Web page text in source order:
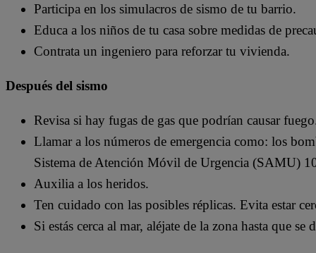
Participa en los simulacros de sismo de tu barrio.
Educa a los niños de tu casa sobre medidas de
Contrata un ingeniero para reforzar tu vivienda.
Después del sismo
Revisa si hay fugas de gas que podrían causar
Llamar a los números de emergencia como: los
Sistema de Atención Móvil de Urgencia (SAMU)
Auxilia a los heridos.
Ten cuidado con las posibles réplicas. Evita estar
Si estás cerca al mar, aléjate de la zona hasta que